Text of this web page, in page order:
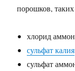
порошков, таких
хлорид
сульфат калия
сульфат